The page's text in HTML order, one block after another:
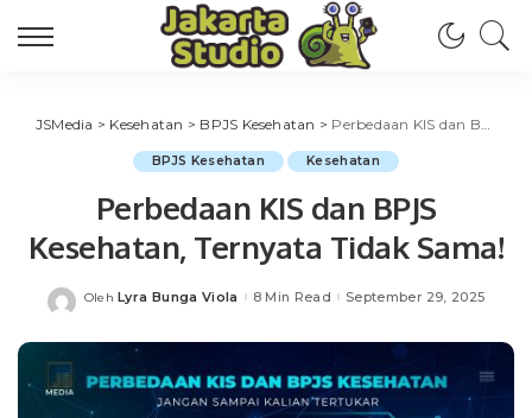
JSMedia > Kesehatan > BPJS Kesehatan > Perbedaan KIS dan BPJS Kesehatan, Ternyata Tidak Sama!
BPJS Kesehatan Kesehatan
Perbedaan KIS dan BPJS
Kesehatan, Ternyata Tidak Sama!
Posted
Oleh Lyra Bunga Viola 8 Min Read September 29, 2025